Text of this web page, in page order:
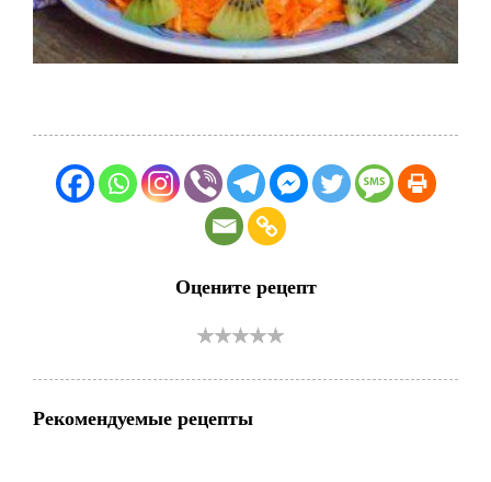
Оцените рецепт
Рекомендуемые рецепты